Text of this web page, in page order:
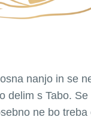
nanjo in se
delim s Tabo. Se
ne bo treba